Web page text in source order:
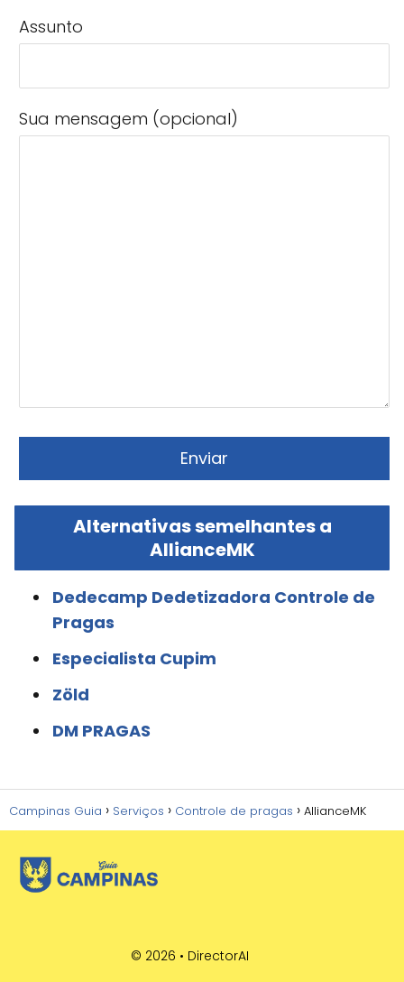
Assunto
Sua mensagem (opcional)
Alternativas semelhantes a
AllianceMK
Dedecamp Dedetizadora Controle de
Pragas
Especialista Cupim
Zöld
DM PRAGAS
Campinas Guia Serviços Controle de pragas AllianceMK
© 2026 • DirectorAI